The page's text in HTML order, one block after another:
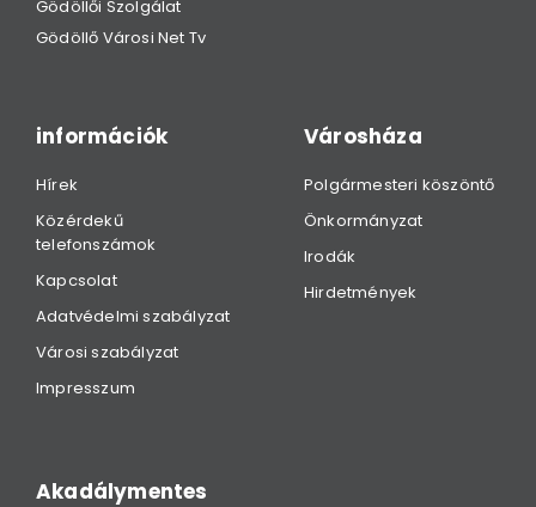
Gödöllői Szolgálat
Gödöllő Városi Net Tv
információk
Hírek
Közérdekű
telefonszámok
Kapcsolat
Adatvédelmi szabályzat
Városi szabályzat
Impresszum
Városháza
Polgármesteri köszöntő
Önkormányzat
Irodák
Hirdetmények
Akadálymentes